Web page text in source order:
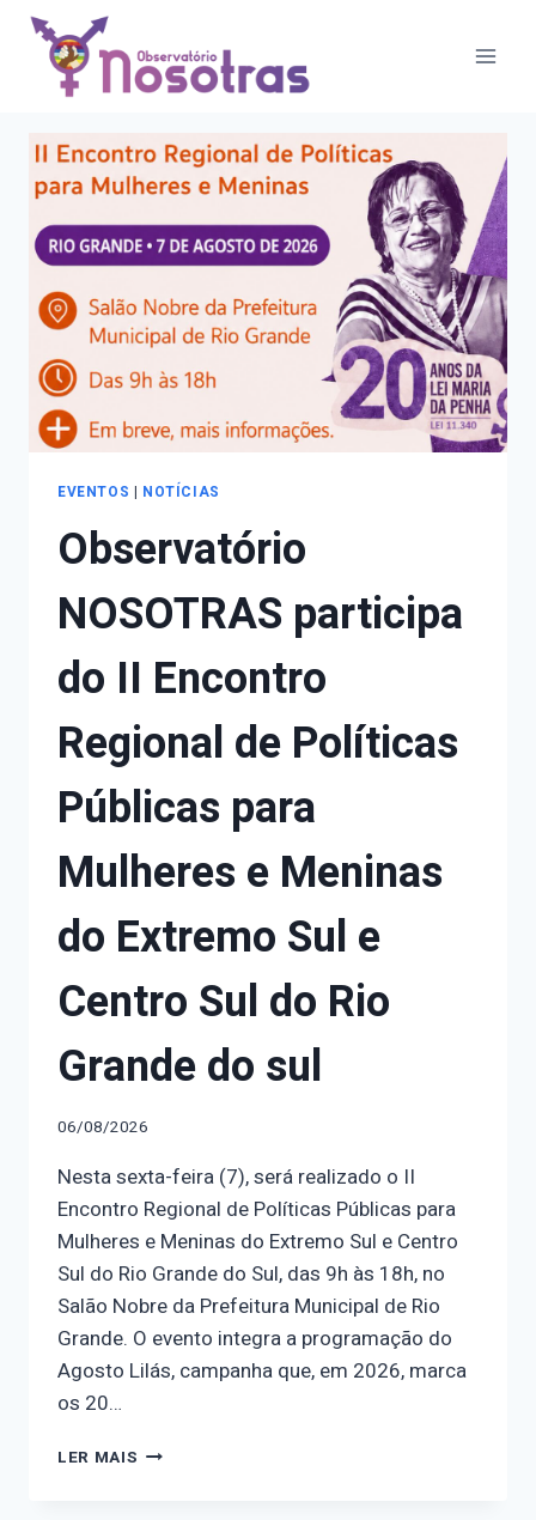
Pular
Autor: Nosotras
EVENTOS | NOTÍCIAS
Observatório
NOSOTRAS participa
do II Encontro
Regional de Políticas
Públicas para
Mulheres e Meninas
do Extremo Sul e
Centro Sul do Rio
Grande do sul
06/08/2026
Nesta sexta-feira (7), será realizado o II
Encontro Regional de Políticas Públicas para
Mulheres e Meninas do Extremo Sul e Centro
Sul do Rio Grande do Sul, das 9h às 18h, no
Salão Nobre da Prefeitura Municipal de Rio
Grande. O evento integra a programação do
Agosto Lilás, campanha que, em 2026, marca
os 20…
LER MAIS OBSERVATÓRIO